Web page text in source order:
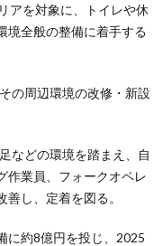
アを対象に、トイレや休
境全般の整備に着手する
の周辺環境の改修・新設
などの環境を踏まえ、自
作業員、フォークオペレ
し、定着を図る。
に約8億円を投じ、2025